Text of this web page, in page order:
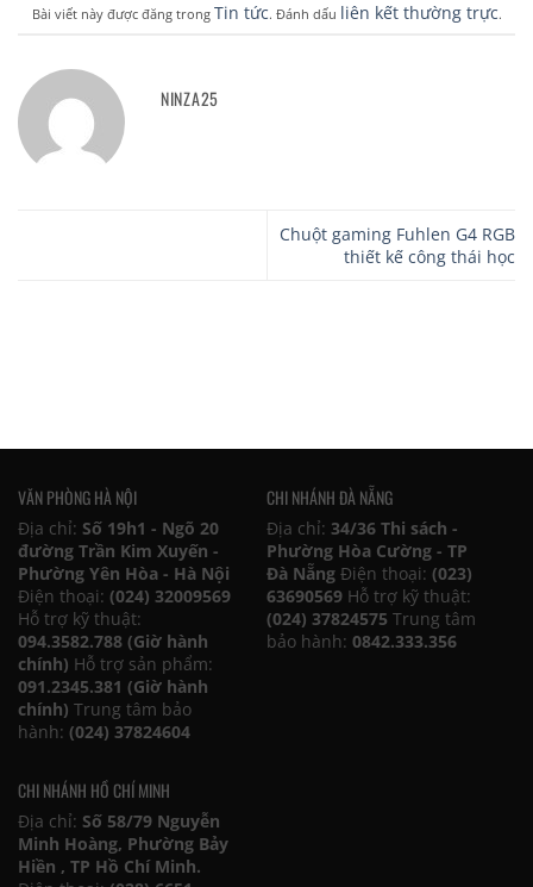
Bài viết này được đăng trong Tin tức. Đánh dấu liên kết thường trực.
NINZA25
Chuột gaming Fuhlen G4 RGB
thiết kế công thái học
VĂN PHÒNG HÀ NỘI
Địa chỉ: Số 19h1 - Ngõ 20
đường Trần Kim Xuyến -
Phường Yên Hòa - Hà Nội
Điện thoại: (024) 32009569
Hỗ trợ kỹ thuật:
094.3582.788 (Giờ hành
chính) Hỗ trợ sản phẩm:
091.2345.381 (Giờ hành
chính) Trung tâm bảo
hành: (024) 37824604
CHI NHÁNH ĐÀ NẴNG
Địa chỉ: 34/36 Thi sách -
Phường Hòa Cường - TP
Đà Nẵng Điện thoại: (023)
63690569 Hỗ trợ kỹ thuật:
(024) 37824575 Trung tâm
bảo hành: 0842.333.356
CHI NHÁNH HỒ CHÍ MINH
Địa chỉ: Số 58/79 Nguyễn
Minh Hoàng, Phường Bảy
Hiền , TP Hồ Chí Minh.